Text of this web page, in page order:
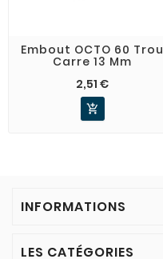
Embout OCTO 60 Trou
Carre 13 Mm
2,51 €

INFORMATIONS
LES CATÉGORIES